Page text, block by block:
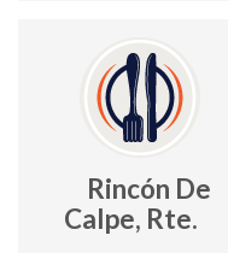
Rincón De
Calpe, Rte.